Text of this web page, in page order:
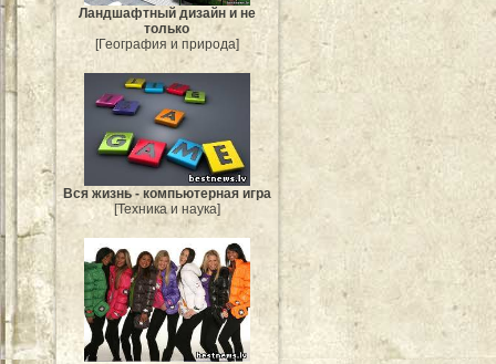
Ландшафтный дизайн и не
только
[География и природа]
Вся жизнь - компьютерная игра
[Техника и наука]